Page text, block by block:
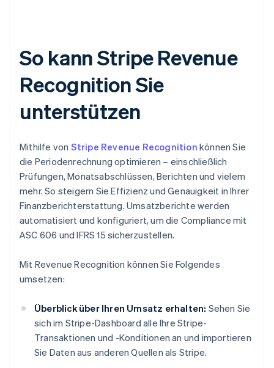
So kann Stripe Revenue
Recognition Sie
unterstützen
Mithilfe von Stripe Revenue Recognition können Sie
die Periodenrechnung optimieren – einschließlich
Prüfungen, Monatsabschlüssen, Berichten und vielem
mehr. So steigern Sie Effizienz und Genauigkeit in Ihrer
Finanzberichterstattung. Umsatzberichte werden
automatisiert und konfiguriert, um die Compliance mit
ASC 606 und IFRS 15 sicherzustellen.
Mit Revenue Recognition können Sie Folgendes
umsetzen:
Überblick über Ihren Umsatz erhalten: Sehen Sie
sich im Stripe-Dashboard alle Ihre Stripe-
Transaktionen und -Konditionen an und importieren
Sie Daten aus anderen Quellen als Stripe.